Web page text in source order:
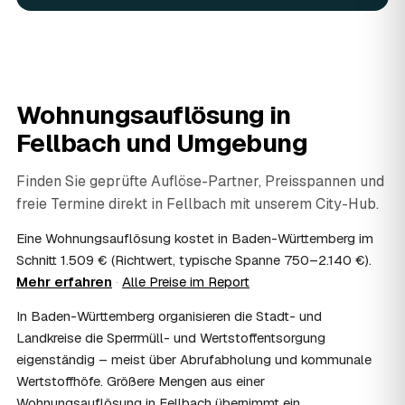
absetzbar?
In vielen Fällen ja: Als haushaltsnahe Dienstleistung
lassen sich Arbeits- und Fahrtkosten anteilig von der
Steuer absetzen, bei einer Auflösung im Erbfall unter
Umständen als Nachlassverbindlichkeit. Sie erhalten eine
ordentliche Rechnung mit ausgewiesenem Lohnanteil; die
genaue Anrechnung klären Sie mit Ihrem Steuerberater.
09 Muss ich bei der Wohnungsauflösung anwesend
sein?
nach Schlüsselübergabe ohne Sie ab — praktisch, wenn
Sie weiter entfernt wohnen. Sie können aber jederzeit
dabei sein, etwa um Wertsachen oder persönliche
10 Bekomme ich einen Entsorgungsnachweis?
Wohnungsauflösung in
Fellbach und Umgebung
Finden Sie geprüfte Auflöse-Partner, Preisspannen und
freie Termine direkt in Fellbach mit unserem City-Hub.
Eine Wohnungsauflösung kostet in Baden-Württemberg im
Schnitt 1.509 € (Richtwert, typische Spanne 750–2.140 €).
Mehr erfahren · Alle Preise im Report
In Baden-Württemberg organisieren die Stadt- und
Landkreise die Sperrmüll- und Wertstoffentsorgung
eigenständig – meist über Abrufabholung und kommunale
Wertstoffhöfe. Größere Mengen aus einer